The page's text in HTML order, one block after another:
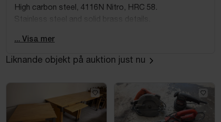
High carbon steel, 4116N Nitro, HRC 58.
Stainless steel and solid brass details.
Kniven är numrerad och unik.
Obs, bilderna är endast referensbilder - kniven har
andra numreringar än det som syns på bilderna.
Ej numrerad.
... Visa mer
Liknande objekt på auktion just nu